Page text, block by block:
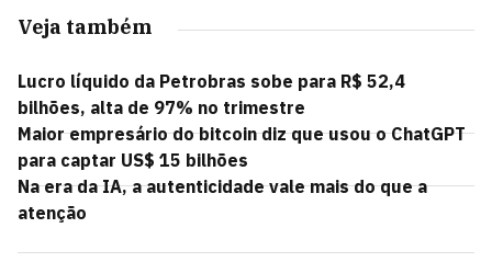
Veja também
Lucro líquido da Petrobras sobe para R$ 52,4
bilhões, alta de 97% no trimestre
Maior empresário do bitcoin diz que usou o ChatGPT
para captar US$ 15 bilhões
Na era da IA, a autenticidade vale mais do que a
atenção